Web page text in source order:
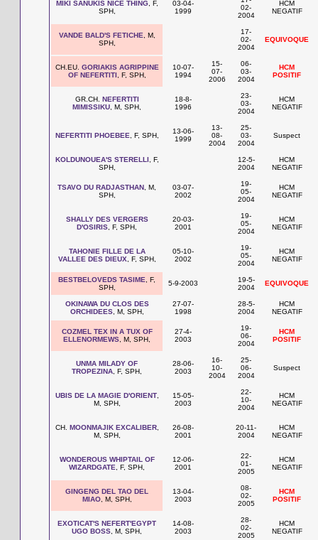
MIKI SANUKIS NICE THING, F,
SPH,
03-04-
1999
02-
2004
HCM
NEGATIF
VANDE BALD'S FETICHE , M,
SPH,
17-
02-
2004
EQUIVOQUE
CH.EU. GORIAKIS AGRIPPINE
OF NEFERTITI , F, SPH,
10-07-
1994
15-
07-
2006
06-
03-
2004
HCM
POSITIF
GR.CH. NEFERTITI
MIMISSIKU , M, SPH,
18-8-
1996
23-
03-
2004
HCM
NEGATIF
NEFERTITI PHOEBEE , F, SPH,
13-06-
1999
13-
08-
2004
25-
03-
2004
Suspect
KOLDUNOUEA'S STERELLI , F,
SPH,
12-5-
2004
HCM
NEGATIF
TSAVO DU RADJASTHAN , M,
SPH,
03-07-
2002
19-
05-
2004
HCM
NEGATIF
SHALLY DES VERGERS
D'OSIRIS , F, SPH,
20-03-
2001
19-
05-
2004
HCM
NEGATIF
TAHONIE FILLE DE LA
VALLEE DES DIEUX , F, SPH,
05-10-
2002
19-
05-
2004
HCM
NEGATIF
BESTBELOVEDS TASIME , F,
SPH,
5-9-2003
19-5-
2004
EQUIVOQUE
OKINAWA DU CLOS DES
ORCHIDEES, M, SPH,
27-07-
1998
28-5-
2004
HCM
NEGATIF
COZMEL TEX IN A TUX OF
ELLENORMEWS , M, SPH,
27-4-
2003
19-
06-
2004
HCM
POSITIF
UNMA MILADY OF
TROPEZINA , F, SPH,
28-06-
2003
16-
10-
2004
25-
06-
2004
Suspect
UBIS DE LA MAGIE D'ORIENT,
M, SPH,
15-05-
2003
22-
10-
2004
HCM
NEGATIF
CH. MOONMAJIK EXCALIBER,
M, SPH,
26-08-
2001
20-11-
2004
HCM
NEGATIF
WONDEROUS WHIPTAIL OF
WIZARDGATE , F, SPH,
12-06-
2001
22-
01-
2005
HCM
NEGATIF
GINGENG DEL TAO DEL
MIAO, M, SPH,
13-04-
2003
08-
02-
2005
HCM
POSITIF
EXOTICAT'S NEFERT'EGYPT
UGO BOSS , M, SPH,
14-08-
2003
28-
02-
2005
HCM
NEGATIF